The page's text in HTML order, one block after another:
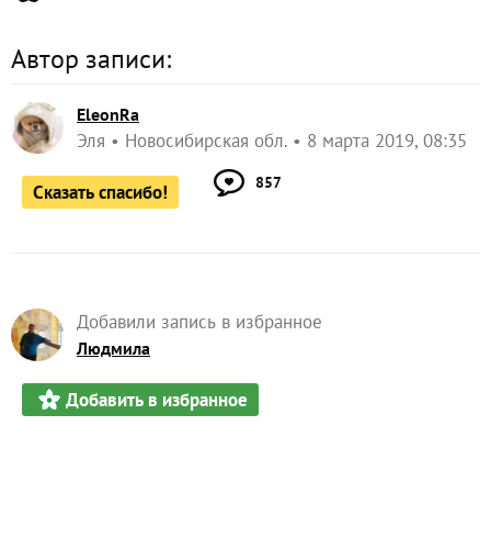
Автор записи:
EleonRa
Эля Новосибирская обл. 8 марта 2019, 08:35
Сказать спасибо! 857
Добавили запись в избранное
Людмила
Добавить в избранное